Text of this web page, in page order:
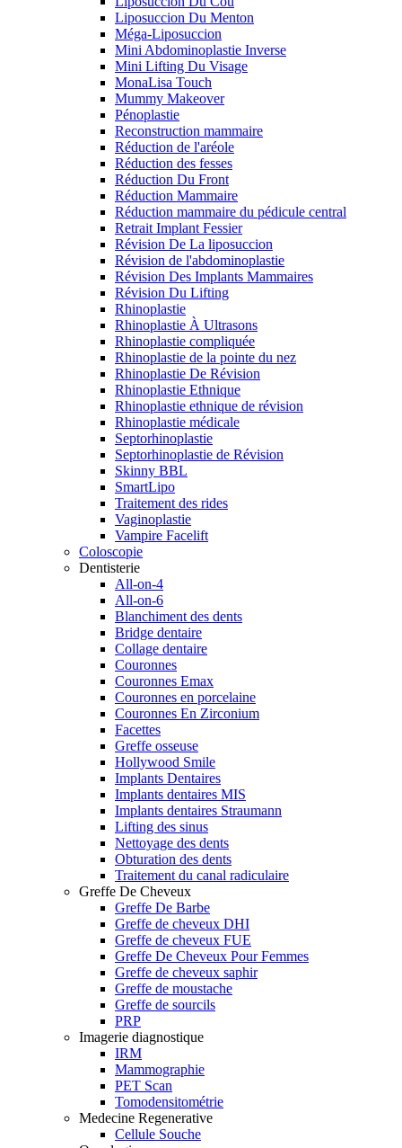
Liposuccion Du Menton
Méga-Liposuccion
Mini Abdominoplastie Inverse
Mini Lifting Du Visage
MonaLisa Touch
Mummy Makeover
Pénoplastie
Reconstruction mammaire
Réduction de l'aréole
Réduction des fesses
Réduction Du Front
Réduction Mammaire
Réduction mammaire du pédicule central
Retrait Implant Fessier
Révision De La liposuccion
Révision de l'abdominoplastie
Révision Des Implants Mammaires
Révision Du Lifting
Rhinoplastie
Rhinoplastie À Ultrasons
Rhinoplastie compliquée
Rhinoplastie de la pointe du nez
Rhinoplastie De Révision
Rhinoplastie Ethnique
Rhinoplastie ethnique de révision
Rhinoplastie médicale
Septorhinoplastie
Septorhinoplastie de Révision
Skinny BBL
SmartLipo
Traitement des rides
Vaginoplastie
Vampire Facelift
Coloscopie
Dentisterie
All-on-4
All-on-6
Blanchiment des dents
Bridge dentaire
Collage dentaire
Couronnes
Couronnes Emax
Couronnes en porcelaine
Couronnes En Zirconium
Facettes
Greffe osseuse
Hollywood Smile
Implants Dentaires
Implants dentaires MIS
Implants dentaires Straumann
Lifting des sinus
Nettoyage des dents
Obturation des dents
Traitement du canal radiculaire
Greffe De Cheveux
Greffe De Barbe
Greffe de cheveux DHI
Greffe de cheveux FUE
Greffe De Cheveux Pour Femmes
Greffe de cheveux saphir
Greffe de moustache
Greffe de sourcils
PRP
Imagerie diagnostique
IRM
Mammographie
PET Scan
Tomodensitométrie
Medecine Regenerative
Cellule Souche